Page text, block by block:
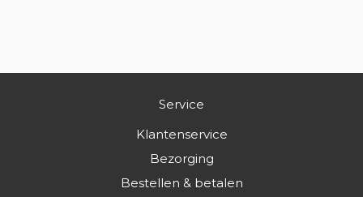
Service
Klantenservice
Bezorging
Bestellen & betalen